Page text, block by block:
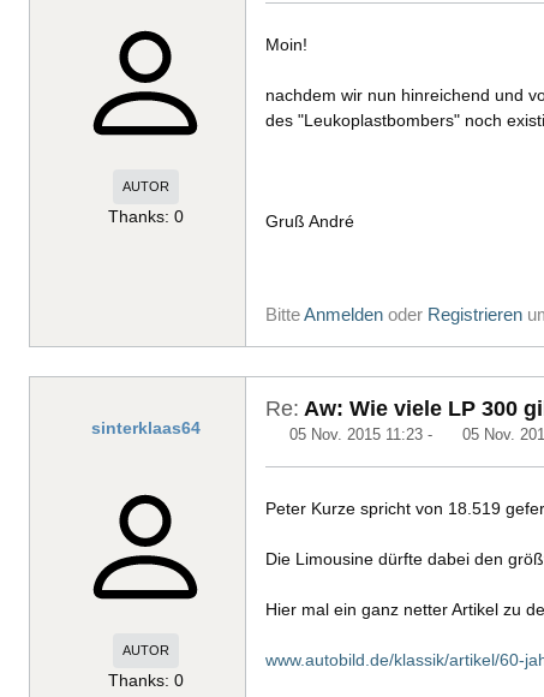
AUTOR
Thanks: 0
Moin!
nachdem wir nun hinreichend und
des "Leukoplastbombers" noch
Gruß André
BitteAnmelden oder Registrieren
sinterklaas64
AUTOR
Thanks: 0
Re: Aw: Wie viele LP 300
05 Nov. 2015 11:23 - 05 Nov.
Peter Kurze spricht von 18.519
Die Limousine dürfte dabei den
Hier mal ein ganz netter Artikel zu
www.autobild.de/klassik/artikel/60-